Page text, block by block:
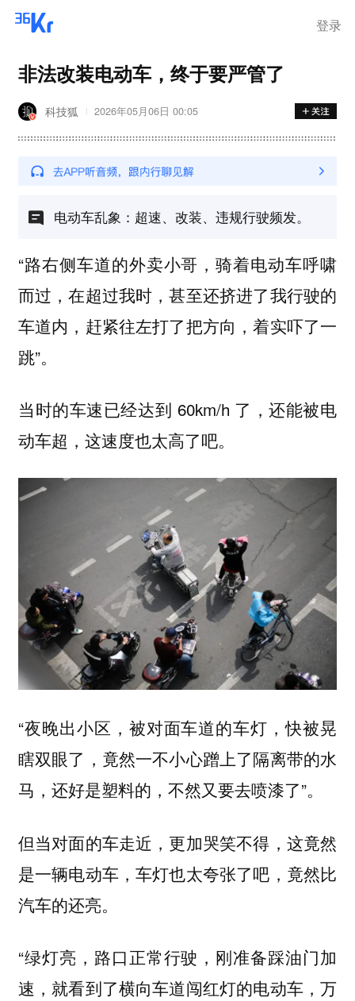
登录
非法改装电动车，终于要严管了
科技狐 2026年05月06日 00:05
电动车乱象：超速、改装、违规行驶频发。
“路右侧车道的外卖小哥，骑着电动车呼啸
而过，在超过我时，甚至还挤进了我行驶的
车道内，赶紧往左打了把方向，着实吓了一
跳”。
当时的车速已经达到 60km/h 了，还能被电
动车超，这速度也太高了吧。
“夜晚出小区，被对面车道的车灯，快被晃
瞎双眼了，竟然一不小心蹭上了隔离带的水
马，还好是塑料的，不然又要去喷漆了”。
但当对面的车走近，更加哭笑不得，这竟然
是一辆电动车，车灯也太夸张了吧，竟然比
汽车的还亮。
“绿灯亮，路口正常行驶，刚准备踩油门加
速，就看到了横向车道闯红灯的电动车，万